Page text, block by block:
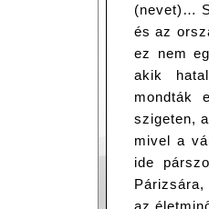
(nevet)…
és az
ez nem
akik
mondták
szigeten,
mivel a
ide
az